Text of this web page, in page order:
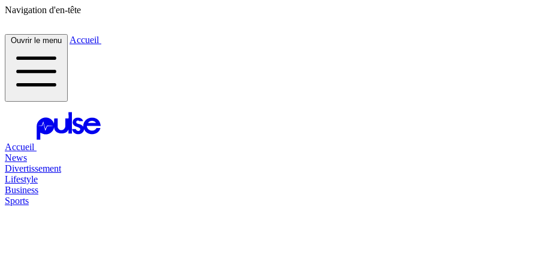
Navigation d'en-tête
Ouvrir le menu Accueil
Accueil
News
Divertissement
Lifestyle
Business
Sports